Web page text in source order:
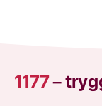
1177–